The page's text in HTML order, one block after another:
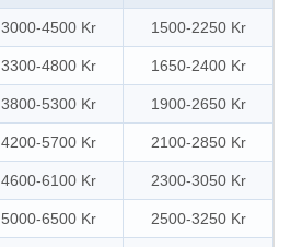
3000-4500 Kr 1500-2250 Kr
3300-4800 Kr 1650-2400 Kr
3800-5300 Kr 1900-2650 Kr
4200-5700 Kr 2100-2850 Kr
4600-6100 Kr 2300-3050 Kr
5000-6500 Kr 2500-3250 Kr